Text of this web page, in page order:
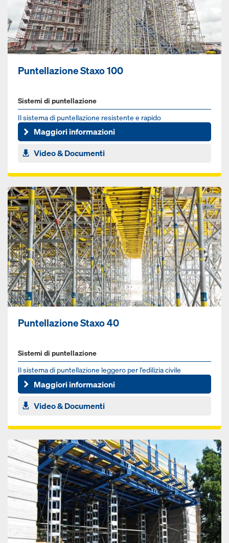
Puntellazione Staxo 100
Sistemi di puntellazione
Il sistema di puntellazione resistente e rapido
Maggiori informazioni
Video & Documenti
Puntellazione Staxo 40
Sistemi di puntellazione
Il sistema di puntellazione leggero per l'edilizia civile
Maggiori informazioni
Video & Documenti